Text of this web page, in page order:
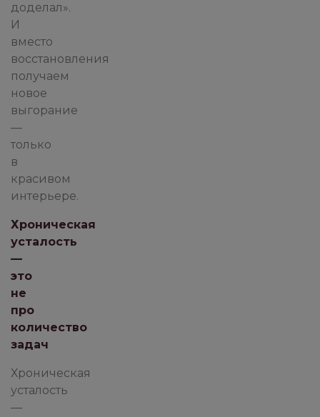
доделал».
И
вместо
восстановления
получаем
новое
выгорание
—
только
в
красивом
интерьере.
Хроническая
усталость
—
это
не
про
количество
задач
Хроническая
усталость
—